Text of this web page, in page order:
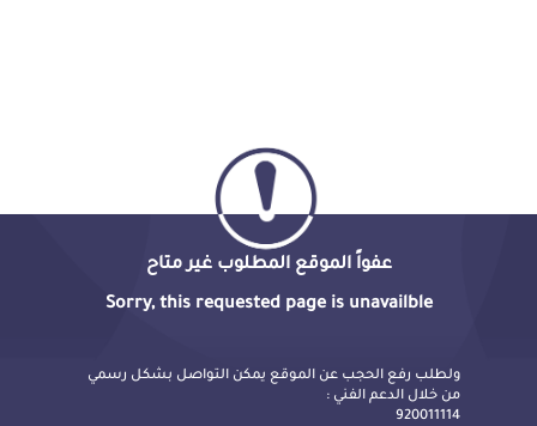
عفواً الموقع المطلوب غير متاح
Sorry, this requested page is unavailble
ولطلب رفع الحجب عن الموقع يمكن التواصل بشكل رسمي
من خلال الدعم الفني :
920011114